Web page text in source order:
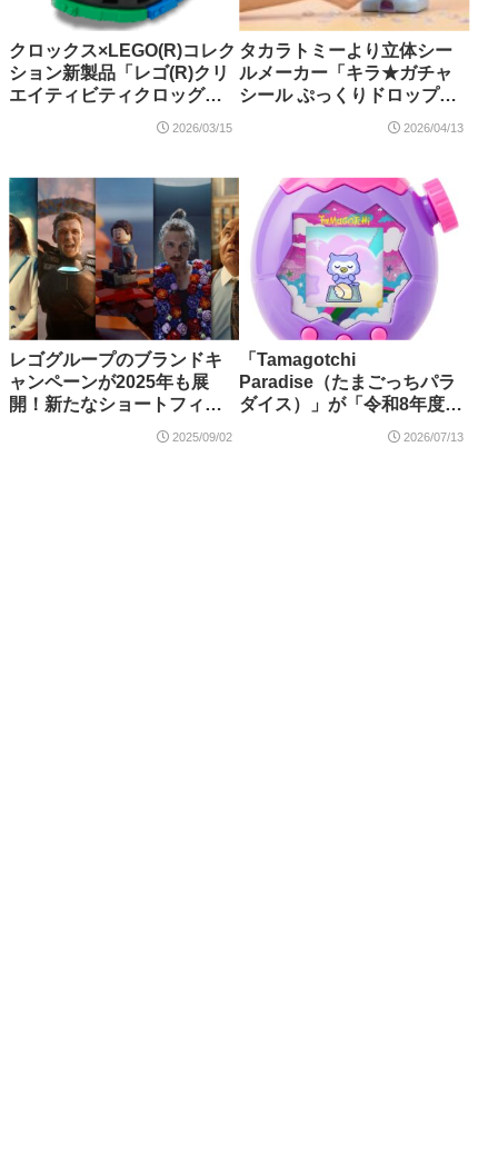
クロックス×LEGO(R)コレク
ション新製品「レゴ(R)クリ
エイティビティクロッグ」
やチャームが登場！2026年3
2026/03/15
タカラトミーより立体シー
ルメーカー「キラ★ガチャ
シール ぷっくりドロップ」
が新発売！ハローキティの
別売りセットも 2026年8月
2026/04/13
レゴグループのブランドキ
ャンペーンが2025年も展
開！新たなショートフィル
ム「Never Stop Playing」
が9月2日より公開！
2025/09/02
「Tamagotchi
Paradise（たまごっちパラ
ダイス）」が「令和8年度全
国発明表彰 発明賞」を受
2026/07/13